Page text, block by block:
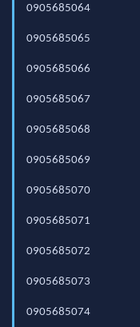
0905685064
0905685065
0905685066
0905685067
0905685068
0905685069
0905685070
0905685071
0905685072
0905685073
0905685074